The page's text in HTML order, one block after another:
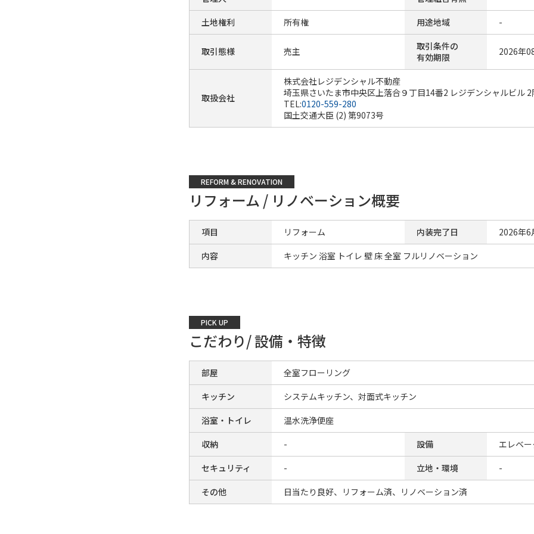
土地権利
所有権 用途地域 -
取引態様 売主
取引条件の
有効期限
2026年
取扱会社
株式会社レジデンシャル不動産
埼玉県さいたま市中央区上落合９丁目14番2 レジデンシャルビル 2
TEL:0120-559-280
国土交通大臣 (2) 第9073号
REFORM & RENOVATION
リフォーム / リノベーション概要
項目 リフォーム 内装完了日
2026年6
内容
キッチン 浴室 トイレ 壁 床 全室 フルリノベーション
PICK UP
こだわり/ 設備・特徴
部屋
全室フローリング
キッチン
システムキッチン、対面式キッチン
浴室・トイレ
温水洗浄便座
収納
- 設備
エレベ
セキュリティ
- 立地・環境
-
その他
日当たり良好、リフォーム済、リノベーション済